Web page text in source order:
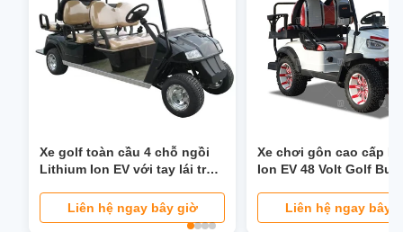
Xe golf toàn cầu 4 chỗ ngồi
Lithium Ion EV với tay lái trợ
gập lại Đèn pha LCD Màn
hình LED
Liên hệ ngay bây giờ
Xe chơi gôn cao cấp
Ion EV 48 Volt Golf
Liên hệ ngay bây